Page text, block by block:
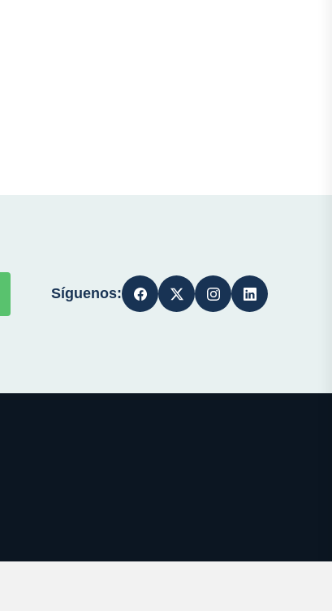
Síguenos: